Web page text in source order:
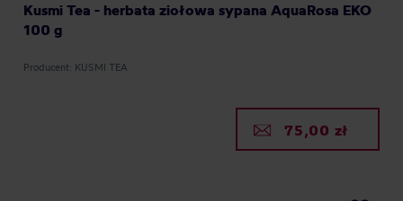
Kusmi Tea - herbata ziołowa sypana AquaRosa EKO
100 g
Producent: KUSMI TEA
75,00 zł